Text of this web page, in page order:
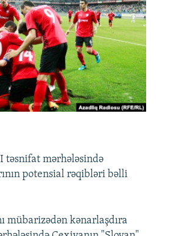
KITABXANASI
STANDARTLARIMIZ
təsnifat mərhələsində
potensial rəqibləri bəlli
mübarizədən kənarlaşdıra